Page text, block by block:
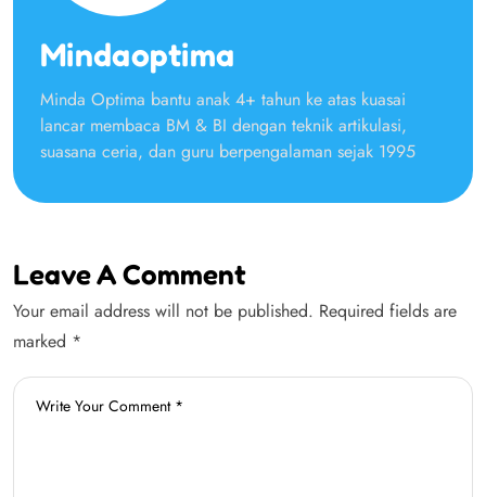
Mindaoptima
Minda Optima bantu anak 4+ tahun ke atas kuasai
lancar membaca BM & BI dengan teknik artikulasi,
suasana ceria, dan guru berpengalaman sejak 1995
Leave A Comment
Your email address will not be published. Required fields are
marked *